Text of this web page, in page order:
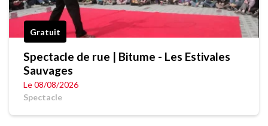
Gratuit
Spectacle de rue | Bitume - Les Estivales
Sauvages
Le 08/08/2026
Spectacle